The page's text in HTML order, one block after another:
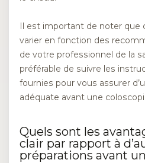
Il est important de noter que
varier en fonction des
de votre professionnel de la
préférable de suivre les
fournies pour vous assurer
adéquate avant une
Quels sont les
clair par rapport à
préparations avant